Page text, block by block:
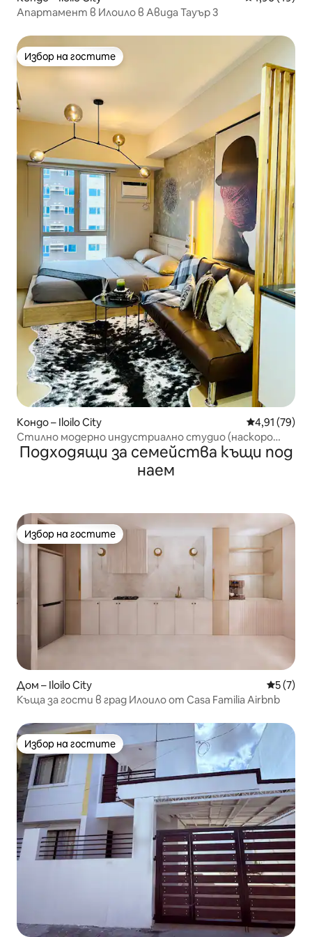
Апартамент в Илоило в Авида Тауър 3
Избор на гостите
Избор на гостите
Кондо – Iloilo City Средна
4,91 (79)
Стилно модерно индустриално студио (наскоро
реновирано)
Подходящи за семейства къщи под
наем
Избор на гостите
Избор на гостите
Дом – Iloilo City Средна
5 (7)
Къща за гости в град Илоило от Casa Familia Airbnb
Избор на гостите
Избор на гостите